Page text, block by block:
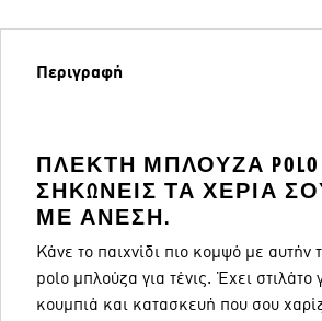
Περιγραφή
ΠΛΕΚΤΉ ΜΠΛΟΎΖΑ
ΣΗΚΏΝΕΙΣ ΤΑ ΧΈΡΙΑ
ΜΕ ΆΝΕΣΗ.
Κάνε το παιχνίδι πιο κομψό με αυτήν
polo μπλούζα για τένις. Έχει
κουμπιά και κατασκευή που σου